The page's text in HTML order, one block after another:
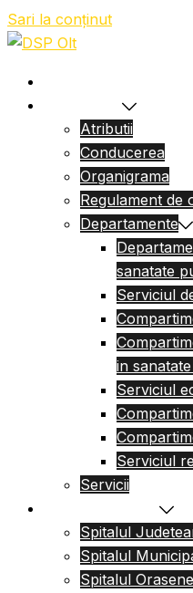
Sari la conținut
Atributii
Conducerea
Organigrama
Regulament de
Departamente
sanatate
Serviciul
in
Serviciul
Serviciul
Servicii
Spitalul
Spitalul
Spitalul